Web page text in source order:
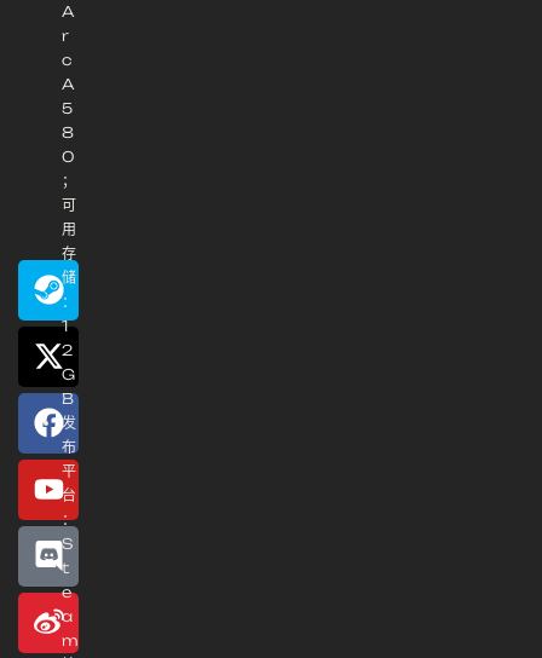
A
r
c
A
5
8
0
；
可
用
存
储
：
1
2
G
B
发
布
平
台
：
S
t
e
a
m